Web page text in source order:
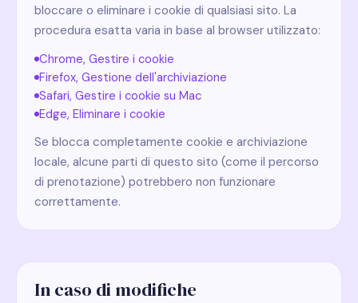
bloccare o eliminare i cookie di qualsiasi sito. La
procedura esatta varia in base al browser utilizzato:
Chrome, Gestire i cookie
Firefox, Gestione dell'archiviazione
Safari, Gestire i cookie su Mac
Edge, Eliminare i cookie
Se blocca completamente cookie e archiviazione
locale, alcune parti di questo sito (come il percorso
di prenotazione) potrebbero non funzionare
correttamente.
In caso di modifiche